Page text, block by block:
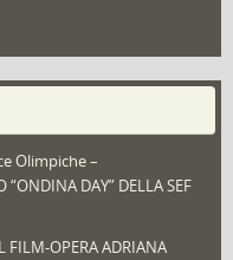
Olimpiche –
DAY” DELLA SEF
FILM-OPERA ADRIANA